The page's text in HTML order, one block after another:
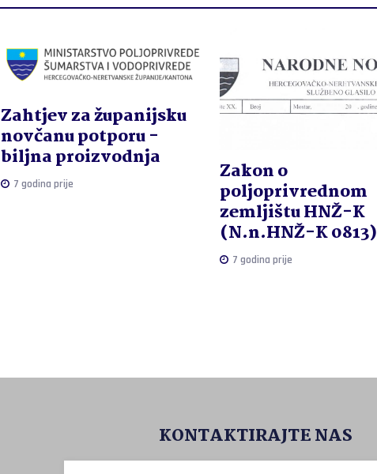
Zahtjev za županijsku
novčanu potporu -
biljna proizvodnja
7 godina prije Zakon o
poljoprivrednom
zemljištu HNŽ-K
(N.n.HNŽ-K 0813)
7 godina prije
KONTAKTIRAJTE NAS